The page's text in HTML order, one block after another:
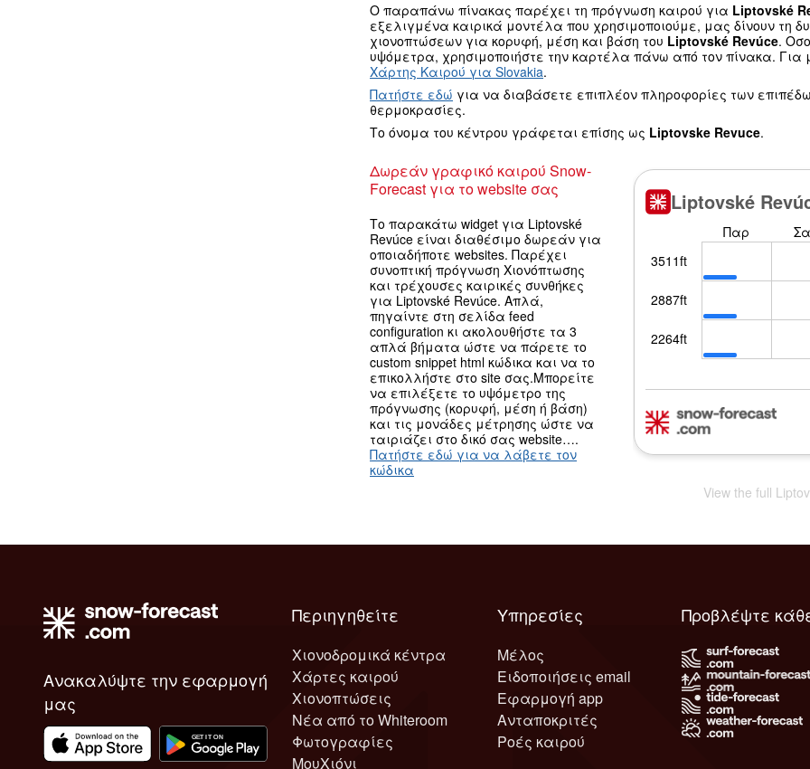
Ο παραπάνω πίνακας παρέχει τη πρόγνωση καιρού για Liptovské
εξελιγμένα καιρικά μοντέλα που χρησιμοποιούμε, μας δίνουν τη
χιονοπτώσεων για κορυφή, μέση και βάση του Liptovské Revúce.
υψόμετρα, χρησιμοποιήστε την καρτέλα πάνω από τον πίνακα. Για
Χάρτης Καιρού για Slovakia.
Πατήστε εδώ για να διαβάσετε επιπλέον πληροφορίες των
θερμοκρασίες.
Το όνομα του κέντρου γράφεται επίσης ως Liptovske Revuce.
Δωρεάν γραφικό καιρού Snow-
Forecast για το website σας
Το παρακάτω widget για Liptovské
Revúce είναι διαθέσιμο δωρεάν για
οποιαδήποτε websites. Παρέχει
συνοπτική πρόγνωση Χιονόπτωσης
και τρέχουσες καιρικές συνθήκες
για Liptovské Revúce. Απλά,
πηγαίντε στη σελίδα feed
configuration κι ακολουθήστε τα 3
απλά βήματα ώστε να πάρετε το
custom snippet html κώδικα και να το
επικολλήστε στο site σας.Μπορείτε
να επιλέξετε το υψόμετρο της
πρόγνωσης (κορυφή, μέση ή βάση)
και τις μονάδες μέτρησης ώστε να
ταιριάζει στο δικό σας website….
Πατήστε εδώ για να λάβετε τον
κώδικα
View the full
Ανακαλύψτε την εφαρμογή
μας
Περιηγηθείτε
Χιονοδρομικά κέντρα
Χάρτες καιρού
Χιονοπτώσεις
Νέα από το Whiteroom
Φωτογραφίες
ΜουΧιόνι
Υπηρεσίες
Μέλος
Ειδοποιήσεις email
Εφαρμογή app
Ανταποκριτές
Ροές καιρού
Προβλέψτε